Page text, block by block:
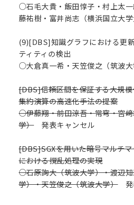
○石毛大貴・飯田惇子・村上太
藤祐樹・富井尚志（横浜国立大学
(9)[DBS]知識グラフにおける更
ティティの検出
○大倉真一希・天笠俊之（筑波大
[DBS]信頼区間を保証する大規
集約演算の高速化手法の提案
○伊藤翔・前田涼吾・常穹・宮
学）発表キャンセル
[DBS]SGXを用いた暗号マルチ
における撹乱処理の実現
○石原詢大（筑波大学）・渡辺
学）・天笠俊之（筑波大学）発